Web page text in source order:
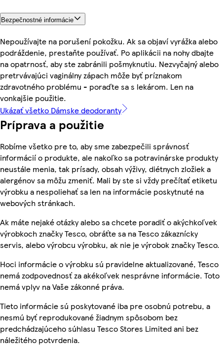
Bezpečnostné informácie
Nepoužívajte na porušení pokožku. Ak sa objaví vyrážka alebo
podráždenie, prestaňte používať. Po aplikácii na nohy dbajte
na opatrnosť, aby ste zabránili pošmyknutiu. Nezvyčajný alebo
pretrvávajúci vaginálny zápach môže byť príznakom
zdravotného problému - poraďte sa s lekárom. Len na
vonkajšie použitie.
Ukázať všetko Dámske deodoranty
Príprava a použitie
Robíme všetko pre to, aby sme zabezpečili správnosť
informácií o produkte, ale nakoľko sa potravinárske produkty
neustále menia, tak prísady, obsah výživy, diétnych zložiek a
alergénov sa môžu zmeniť. Mali by ste si vždy prečítať etiketu
výrobku a nespoliehať sa len na informácie poskytnuté na
webových stránkach.
Ak máte nejaké otázky alebo sa chcete poradiť o akýchkoľvek
výrobkoch značky Tesco, obráťte sa na Tesco zákaznícky
servis, alebo výrobcu výrobku, ak nie je výrobok značky Tesco.
Hoci informácie o výrobku sú pravidelne aktualizované, Tesco
nemá zodpovednosť za akékoľvek nesprávne informácie. Toto
nemá vplyv na Vaše zákonné práva.
Tieto informácie sú poskytované iba pre osobnú potrebu, a
nesmú byť reprodukované žiadnym spôsobom bez
predchádzajúceho súhlasu Tesco Stores Limited ani bez
náležitého potvrdenia.